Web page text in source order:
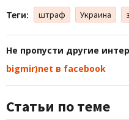
Теги: штраф Украина
Не пропусти другие
bigmir)net в facebook
Статьи по теме